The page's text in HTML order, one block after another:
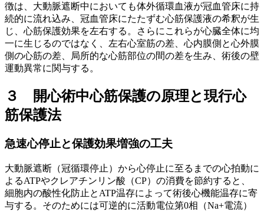
徴は、大動脈遮断中においても体外循環血液が冠血管床に持
続的に流れ込み、冠血管床にたたずむ心筋保護液の希釈が生
じ、心筋保護効果を左右する。さらにこれらが心臓全体に均
一に生じるのではなく、左右心室筋の差、心内膜側と心外膜
側の心筋の差、局所的な心筋部位の間の差を生み、術後の壁
運動異常に関与する。
３ 開心術中心筋保護の原理と現行心
筋保護法
急速心停止と保護効果増強の工夫
大動脈遮断（冠循環停止）から心停止に至るまでの心拍動に
よるATPやクレアチンリン酸（CP）の消費を節約すると、
細胞内の酸性化防止とATP温存によって術後心機能温存に寄
与する。そのためには可逆的に活動電位第0相（Na+電流）